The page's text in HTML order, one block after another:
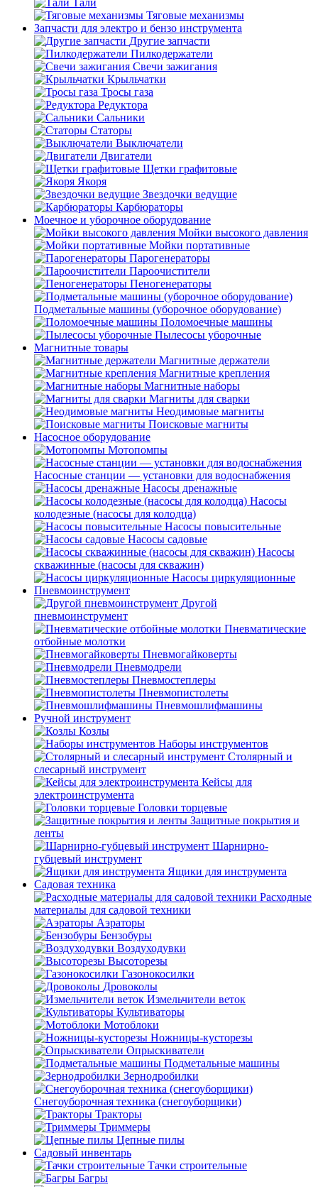
Тали
Тяговые механизмы
Запчасти для электро и бензо инструмента
Другие запчасти
Пилкодержатели
Свечи зажигания
Крыльчатки
Тросы газа
Редуктора
Сальники
Статоры
Выключатели
Двигатели
Щетки графитовые
Якоря
Звездочки ведущие
Карбюраторы
Моечное и уборочное оборудование
Мойки высокого давления
Мойки портативные
Парогенераторы
Пароочистители
Пеногенераторы
Подметальные машины (уборочное оборудование)
Поломоечные машины
Пылесосы уборочные
Магнитные товары
Магнитные держатели
Магнитные крепления
Магнитные наборы
Магниты для сварки
Неодимовые магниты
Поисковые магниты
Насосное оборудование
Мотопомпы
Насосные станции — установки для водоснабжения
Насосы дренажные
Насосы
колодезные (насосы для колодца)
Насосы повысительные
Насосы садовые
Насосы
скважинные (насосы для скважин)
Насосы циркуляционные
Пневмоинструмент
Другой
пневмоинструмент
Пневматические
отбойные молотки
Пневмогайковерты
Пневмодрели
Пневмостеплеры
Пневмопистолеты
Пневмошлифмашины
Ручной инструмент
Козлы
Наборы инструментов
Столярный и
слесарный инструмент
Кейсы для
электроинструмента
Головки торцевые
Защитные покрытия и
ленты
Шарнирно-
губцевый инструмент
Ящики для инструмента
Садовая техника
Расходные
материалы для садовой техники
Аэраторы
Бензобуры
Воздуходувки
Высоторезы
Газонокосилки
Дровоколы
Измельчители веток
Культиваторы
Мотоблоки
Ножницы-кусторезы
Опрыскиватели
Подметальные машины
Зернодробилки
Снегоуборочная техника (снегоуборщики)
Тракторы
Триммеры
Цепные пилы
Садовый инвентарь
Тачки строительные
Багры